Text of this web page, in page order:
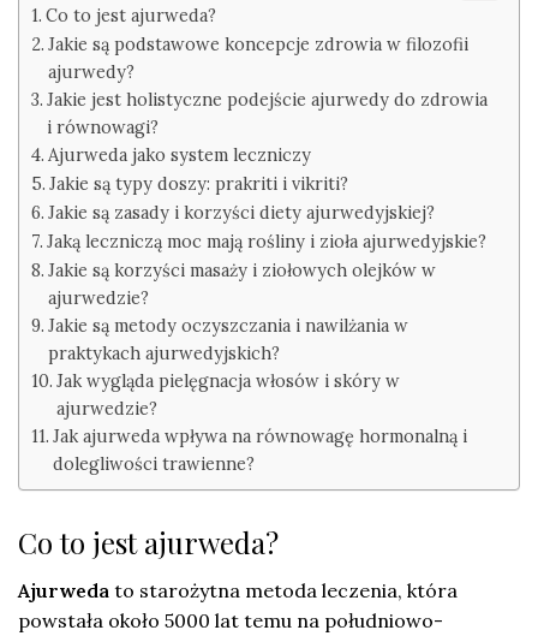
Co to jest ajurweda?
Jakie są podstawowe koncepcje zdrowia w filozofii
ajurwedy?
Jakie jest holistyczne podejście ajurwedy do zdrowia
i równowagi?
Ajurweda jako system leczniczy
Jakie są typy doszy: prakriti i vikriti?
Jakie są zasady i korzyści diety ajurwedyjskiej?
Jaką leczniczą moc mają rośliny i zioła ajurwedyjskie?
Jakie są korzyści masaży i ziołowych olejków w
ajurwedzie?
Jakie są metody oczyszczania i nawilżania w
praktykach ajurwedyjskich?
Jak wygląda pielęgnacja włosów i skóry w
ajurwedzie?
Jak ajurweda wpływa na równowagę hormonalną i
dolegliwości trawienne?
Co to jest ajurweda?
Ajurweda to starożytna metoda leczenia, która
powstała około 5000 lat temu na południowo-